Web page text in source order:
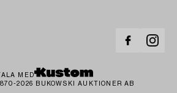
MED
2026 BUKOWSKI AUKTIONER AB